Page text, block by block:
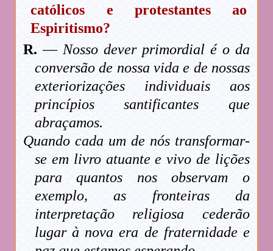
católicos e protestantes ao
Espiritismo?
R.— Nosso dever primordial é o da
conversão de nossa vida e de nossas
exteriorizações individuais aos
princípios santificantes que
abraçamos.
Quando cada um de nós transformar-
se em livro atuante e vivo de lições
para quantos nos observam o
exemplo, as fronteiras da
interpretação religiosa cederão
lugar à nova era de fraternidade e